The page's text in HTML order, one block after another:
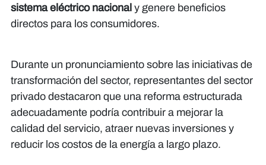
sistema eléctrico nacional y genere beneficios
directos para los consumidores.
Durante un pronunciamiento sobre las iniciativas de
transformación del sector, representantes del sector
privado destacaron que una reforma estructurada
adecuadamente podría contribuir a mejorar la
calidad del servicio, atraer nuevas inversiones y
reducir los costos de la energía a largo plazo.